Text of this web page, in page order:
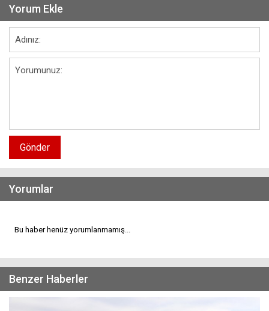
Yorum Ekle
Gönder
Yorumlar
Bu haber henüz yorumlanmamış...
Benzer Haberler